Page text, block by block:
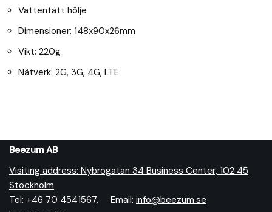
Vattentätt hölje
Dimensioner: 148x90x26mm
Vikt: 220g
Nätverk: 2G, 3G, 4G, LTE
Beezum AB
Visiting address: Nybrogatan 34 Business Center, 102 45
Stockholm
Tel: +46 70 4541567, Email: info@beezum.se